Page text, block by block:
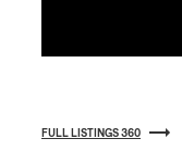
FULL LISTINGS 360